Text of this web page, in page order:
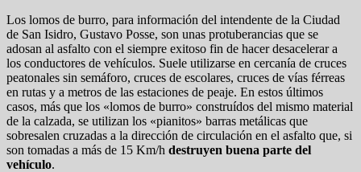
Los lomos de burro, para información del intendente de la Ciudad
de San Isidro, Gustavo Posse, son unas protuberancias que se
adosan al asfalto con el siempre exitoso fin de hacer desacelerar a
los conductores de vehículos. Suele utilizarse en cercanía de cruces
peatonales sin semáforo, cruces de escolares, cruces de vías férreas
en rutas y a metros de las estaciones de peaje. En estos últimos
casos, más que los «lomos de burro» construídos del mismo material
de la calzada, se utilizan los «pianitos» barras metálicas que
sobresalen cruzadas a la dirección de circulación en el asfalto que, si
son tomadas a más de 15 Km/h destruyen buena parte del
vehículo.